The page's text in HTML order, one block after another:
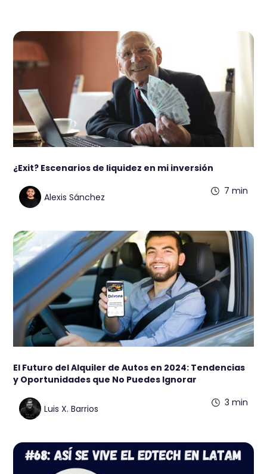
¿Exit? Escenarios de liquidez en mi inversión
Alexis Sánchez
7 min
El Futuro del Alquiler de Autos en 2024: Tendencias
y Oportunidades que No Puedes Ignorar
Luis X. Barrios
3 min